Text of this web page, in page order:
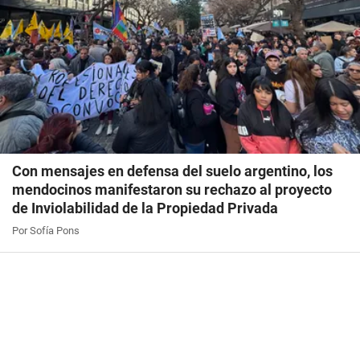
Con mensajes en defensa del suelo argentino, los
mendocinos manifestaron su rechazo al proyecto
de Inviolabilidad de la Propiedad Privada
Por Sofía Pons